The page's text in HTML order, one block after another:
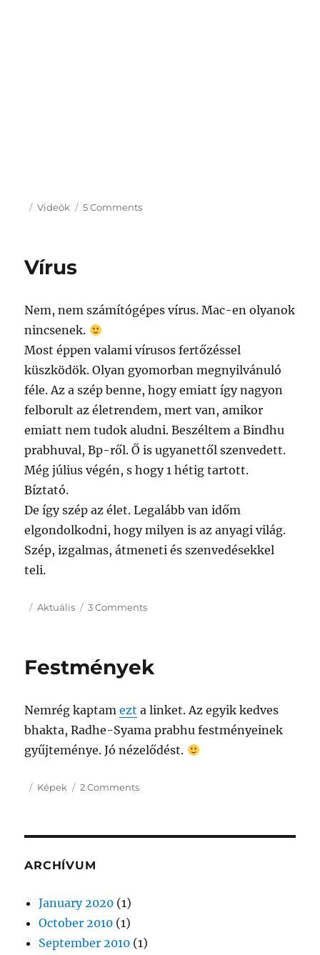
Posted
Categories
Videók 5 Commentson
Vírus
Nem, nem számítógépes vírus. Mac-en olyanok
nincsenek.
Most éppen valami vírusos fertőzéssel
küszködök. Olyan gyomorban megnyilvánuló
féle. Az a szép benne, hogy emiatt így nagyon
felborult az életrendem, mert van, amikor
emiatt nem tudok aludni. Beszéltem a Bindhu
prabhuval, Bp-ről. Ő is ugyanettől szenvedett.
Még július végén, s hogy 1 hétig tartott.
Bíztató.
De így szép az élet. Legalább van időm
elgondolkodni, hogy milyen is az anyagi világ.
Szép, izgalmas, átmeneti és szenvedésekkel
teli.
Posted
Categories
Aktuális 3 Commentson
Festmények
Nemrég kaptamezt a linket. Az egyik kedves
bhakta, Radhe-Syama prabhu festményeinek
gyűjteménye. Jó nézelődést.
Posted
Categories
Képek 2 Commentson
ARCHÍVUM
January 2020 (1)
October 2010 (1)
September 2010 (1)